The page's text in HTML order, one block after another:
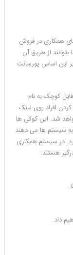
همکاری در فروش
از طریق آن
این اساس پورسانت
کوچک به نام
افراد روی لینک
شد. این کوکی ها
به سیستم ها می دهند
در سیستم همکاری
هستند:
داد.